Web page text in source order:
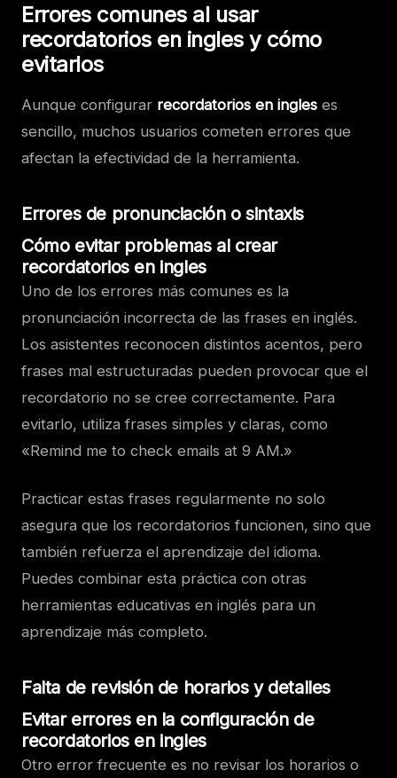
Errores comunes al usar
recordatorios en ingles y cómo
evitarlos
Aunque configurar recordatorios en ingles es
sencillo, muchos usuarios cometen errores que
afectan la efectividad de la herramienta.
Errores de pronunciación o sintaxis
Cómo evitar problemas al crear
recordatorios en ingles
Uno de los errores más comunes es la
pronunciación incorrecta de las frases en inglés.
Los asistentes reconocen distintos acentos, pero
frases mal estructuradas pueden provocar que el
recordatorio no se cree correctamente. Para
evitarlo, utiliza frases simples y claras, como
«Remind me to check emails at 9 AM.»
Practicar estas frases regularmente no solo
asegura que los recordatorios funcionen, sino que
también refuerza el aprendizaje del idioma.
Puedes combinar esta práctica con otras
herramientas educativas en inglés para un
aprendizaje más completo.
Falta de revisión de horarios y detalles
Evitar errores en la configuración de
recordatorios en ingles
Otro error frecuente es no revisar los horarios o